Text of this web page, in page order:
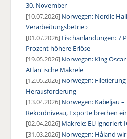
30. November
[10.07.2026] Norwegen: Nordic
Verarbeitungsbetrieb
[01.07.2026] Fischanlandungen: 7
Prozent höhere Erlöse
[19.05.2026] Norwegen: King
Atlantische Makrele
[12.05.2026] Norwegen:
Herausforderung
[13.04.2026] Norwegen: Kabeljau –
Rekordniveau, Exporte brechen ein
[02.04.2026] Makrele: EU ignoriert
[31.03.2026] Norwegen: Håland